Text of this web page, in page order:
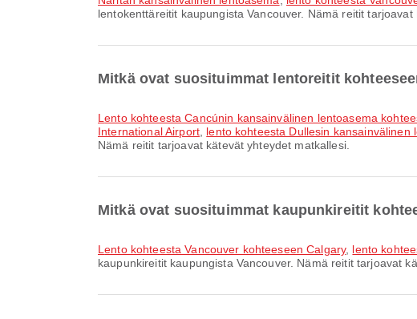
lentokenttäreitit kaupungista Vancouver. Nämä reitit tarjoavat
Mitkä ovat suosituimmat lentoreitit
lento kohteesta Cancúnin kansainvälinen lentoasema
International Airport, lento kohteesta Dullesin
Nämä reitit tarjoavat kätevät yhteydet matkallesi.
Mitkä ovat suosituimmat kaupunkireitit
lento kohteesta Vancouver kohteeseen Calgary, lento
kaupunkireitit kaupungista Vancouver. Nämä reitit tarjoavat